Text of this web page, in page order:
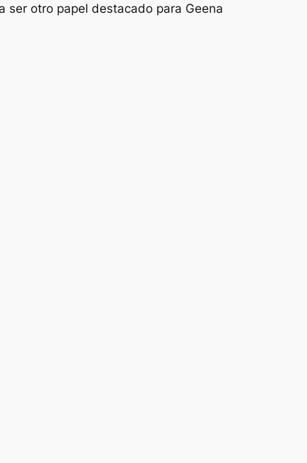
ser otro papel destacado para Geena